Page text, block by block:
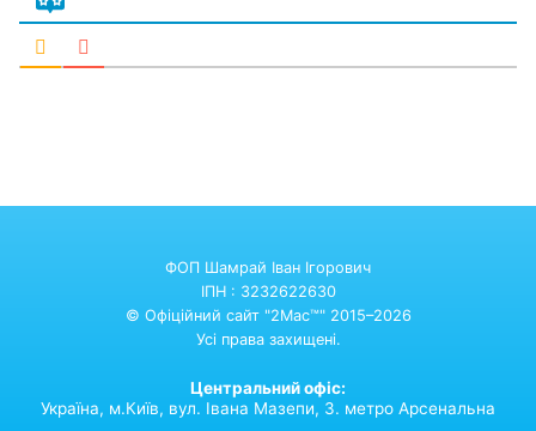
ФОП Шамрай Іван Ігорович
ІПН : 3232622630
© Офіційний сайт "2Mac™" 2015–2026
Усі права захищені.
Центральний офіс:
Україна, м.Київ, вул. Івана Мазепи, 3. метро Арсенальна